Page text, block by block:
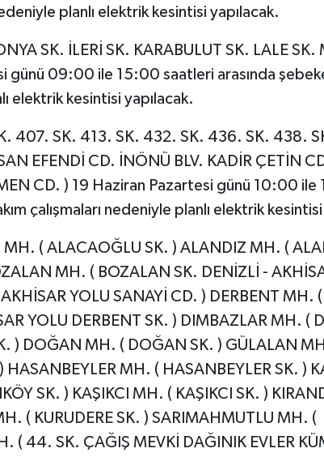
planlı elektrik kesintisi yapılacak.
SK. İLERİ SK. KARABULUT SK. LALE SK.
günü 09:00 ile 15:00 saatleri arasında
elektrik kesintisi yapılacak.
407. SK. 413. SK. 432. SK. 436. SK. 438.
EFENDİ CD. İNÖNÜ BLV. KADİR ÇETİN
CD. ) 19 Haziran Pazartesi günü 10:00
çalışmaları nedeniyle planlı elektrik
( ALACAOĞLU SK. ) ALANDIZ MH. (
MH. ( BOZALAN SK. DENİZLİ -
YOLU SANAYİ CD. ) DERBENT MH. (
YOLU DERBENT SK. ) DIMBAZLAR MH. (
) DOĞAN MH. ( DOĞAN SK. ) GÜLALAN
HASANBEYLER MH. ( HASANBEYLER SK. )
SK. ) KAŞIKCI MH. ( KAŞIKCI SK. )
( KURUDERE SK. ) SARIMAHMUTLU MH. (
( 44. SK. ÇAĞIŞ MEVKİ DAĞINIK EVLER